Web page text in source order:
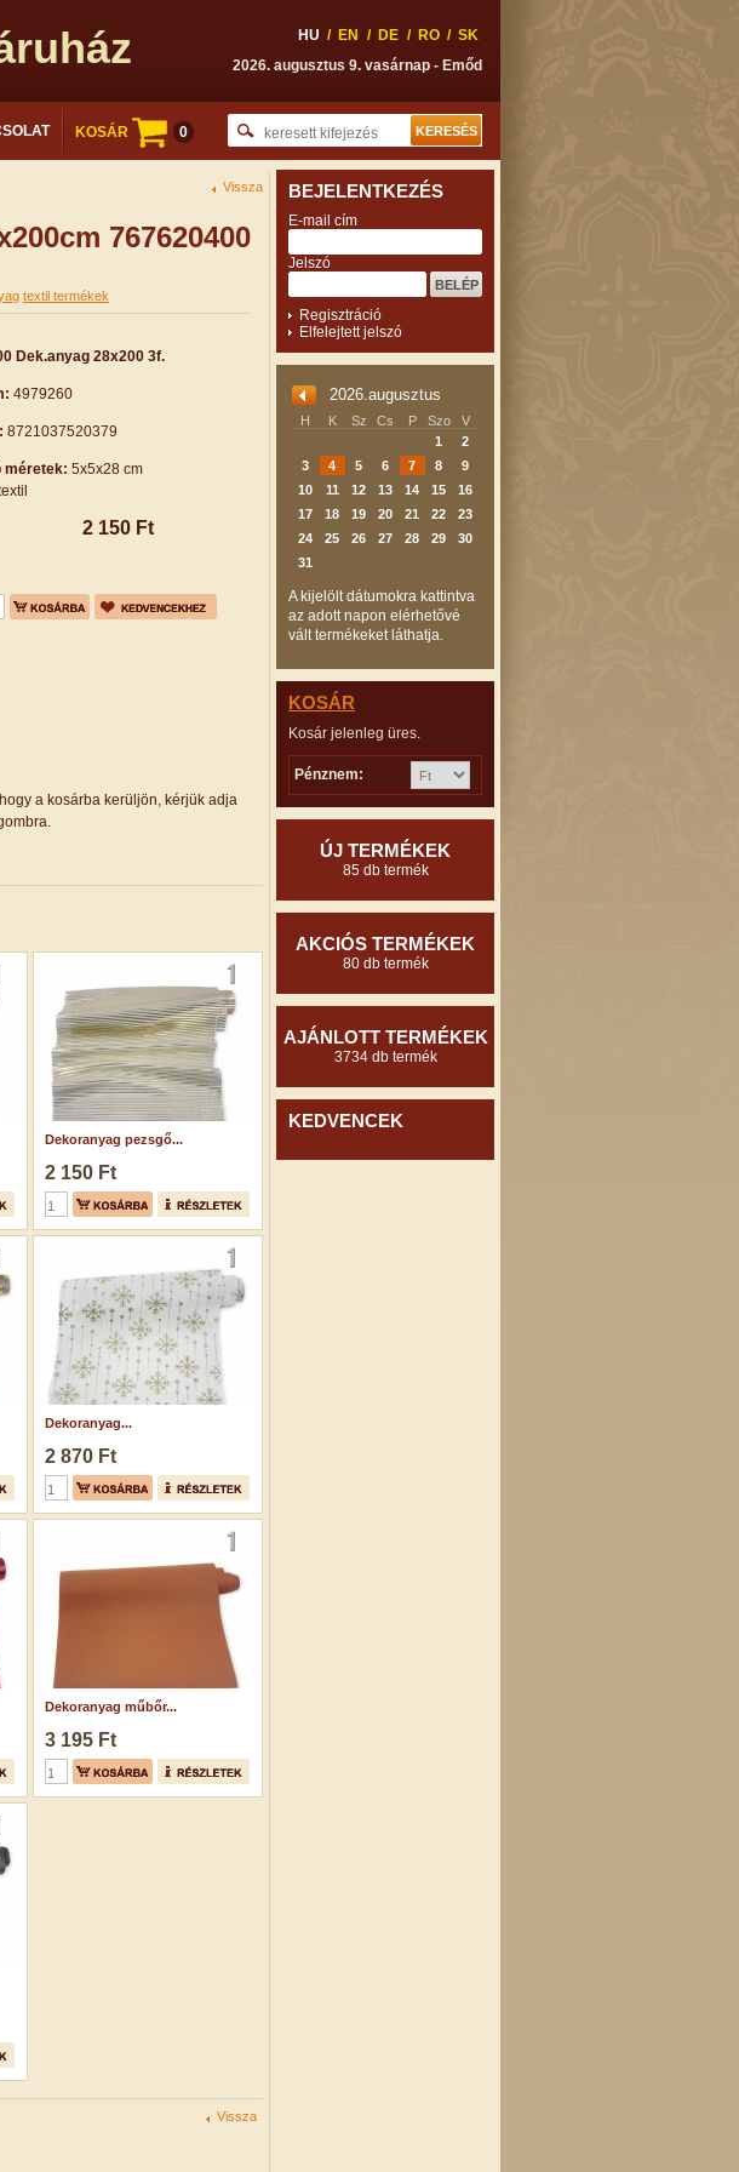
HU / EN / DE / RO / SK
2026. augusztus 9. vasárnap - Emőd
KOSÁR 0
Vissza
767620400
textil termékek
Dek.anyag 28x200 3f.
4979260
8721037520379
méretek: 5x5x28 cm
2 150 Ft
a kosárba kerüljön, kérjük adja
Dekoranyag pezsgő...
2 150 Ft
Dekoranyag...
2 870 Ft
Dekoranyag műbőr...
3 195 Ft
Vissza
BEJELENTKEZÉS
E-mail cím
Jelszó
Regisztráció
Elfelejtett jelszó
2026.augusztus
H K Sz Cs P Szo
V
1
2
3
4 5 6 7 8
9
10
11 12 13 14 15
16
17
18 19 20 21 22
23
24
25 26 27 28 29
30
31
A kijelölt dátumokra kattintva
az adott napon elérhetővé
vált termékeket láthatja.
KOSÁR
Kosár jelenleg üres.
Pénznem:
ÚJ TERMÉKEK
85 db termék
AKCIÓS TERMÉKEK
80 db termék
AJÁNLOTT TERMÉKEK
3734 db termék
KEDVENCEK